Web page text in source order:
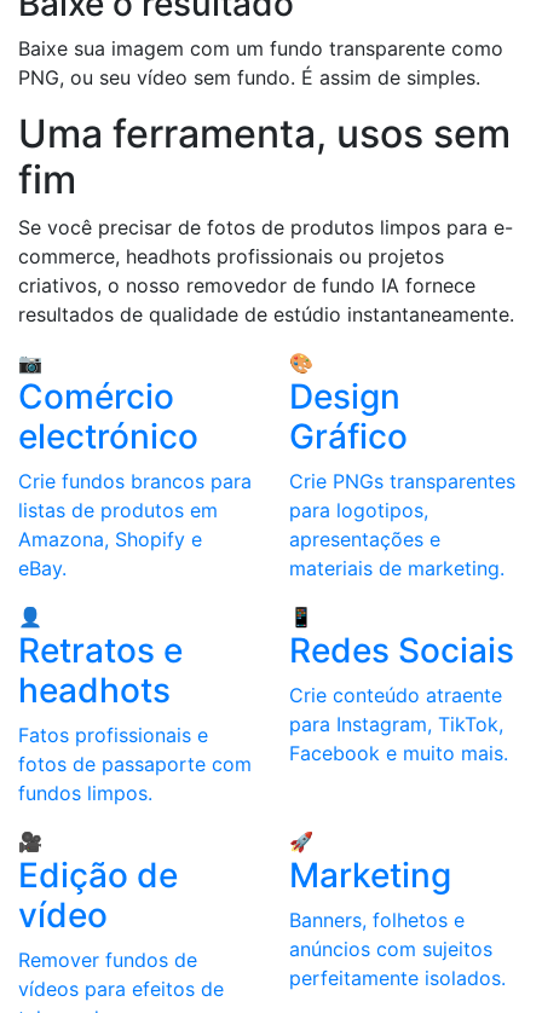
Baixe sua imagem com um fundo transparente como
PNG, ou seu vídeo sem fundo. É assim de simples.
Uma ferramenta, usos sem
fim
Se você precisar de fotos de produtos limpos para e-
commerce, headhots profissionais ou projetos
criativos, o nosso removedor de fundo IA fornece
resultados de qualidade de estúdio instantaneamente.
📷
Comércio
electrónico
Crie fundos brancos para
listas de produtos em
Amazona, Shopify e
eBay.
🎨
Design
Gráfico
Crie PNGs transparentes
para logotipos,
apresentações e
materiais de marketing.
👤
Retratos e
headhots
Fatos profissionais e
fotos de passaporte com
fundos limpos.
📱
Redes Sociais
Crie conteúdo atraente
para Instagram, TikTok,
Facebook e muito mais.
🎥
Edição de
vídeo
Remover fundos de
vídeos para efeitos de
🚀
Marketing
Banners, folhetos e
anúncios com sujeitos
perfeitamente isolados.